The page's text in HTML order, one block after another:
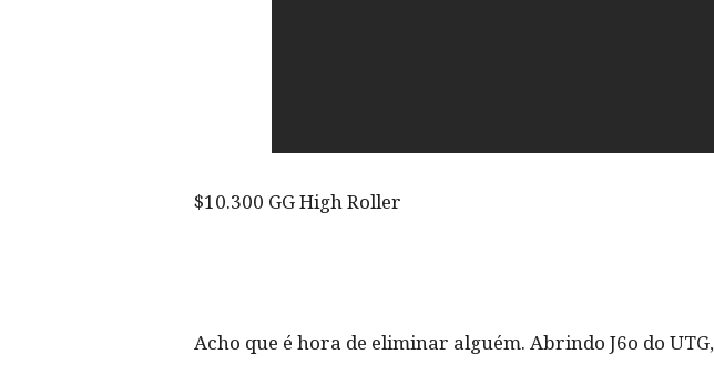
$10.300 GG High Roller
Acho que é hora de eliminar alguém. Abrindo J6o do